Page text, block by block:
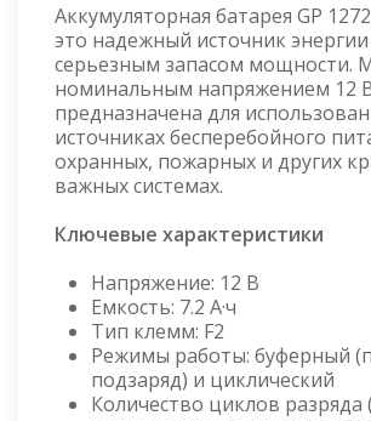
Аккумуляторная батарея GP
это надежный источник энергии
серьезным запасом мощности.
номинальным напряжением 12
предназначена для
источниках бесперебойного
охранных, пожарных и других
важных системах.
Ключевые характеристики
Напряжение: 12 В
Емкость: 7.2 А·ч
Тип клемм: F2
Режимы работы: буферный
подзаряд) и циклический
Количество циклов разряда